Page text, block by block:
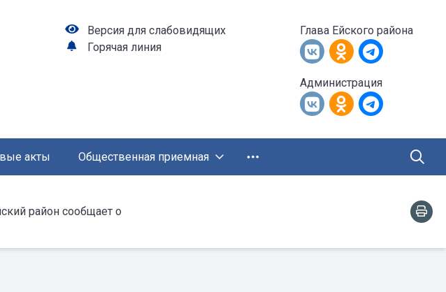
Версия для слабовидящих
Горячая линия
Глава Ейского района
Администрация
акты Общественная приемная
район сообщает о